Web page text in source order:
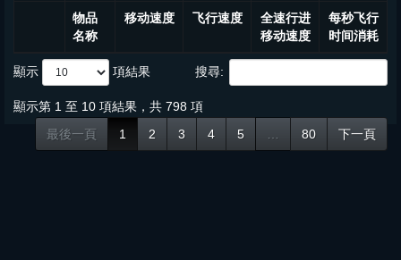
物品
名称
移动速度 飞行速度
全速行进
移动速度
每秒飞行
时间消耗
顯示 項結果 搜尋:
顯示第 1 至 10 項結果，共 798 項
最後一頁
1 2 3 4 5 80 下一頁